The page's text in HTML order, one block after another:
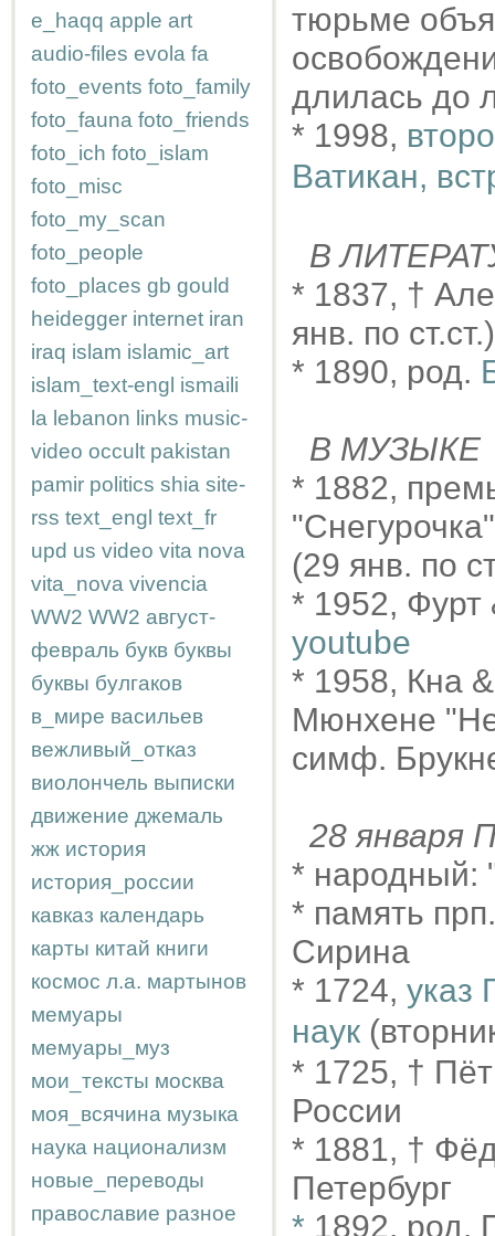
e_haqq apple art
audio-files evola fa
foto_events foto_family
foto_fauna foto_friends
foto_ich foto_islam
foto_misc
foto_my_scan
foto_people
foto_places gb gould
heidegger internet iran
iraq islam islamic_art
islam_text-engl ismaili
la lebanon links music-
video occult pakistan
pamir politics shia site-
rss text_engl text_fr
upd us video vita nova
vita_nova vivencia
WW2 WW2 август-
февраль букв буквы
буквы булгаков
в_мире васильев
вежливый_отказ
виолончель выписки
движение джемаль
жж история
история_россии
кавказ календарь
карты китай книги
космос л.а. мартынов
мемуары
мемуары_муз
мои_тексты москва
моя_всячина музыка
наука национализм
новые_переводы
православие разное
тюрьме
длилась до
* 1998,
Ватикан,
В
* 1837, †
янв. по ст.ст.)
* 1890, род.
В МУЗЫКЕ
* 1882,
(29 янв. по
* 1952,
youtube
* 1958, Кна
Мюнхене
симф.
28
* народный:
* память
Сирина
* 1724, указ
наук
* 1725, †
России
* 1881, †
Петербург
* 1892, род.